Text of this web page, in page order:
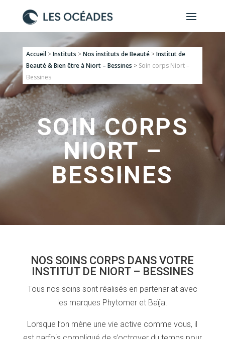
Accueil>Instituts >Nos instituts de Beauté>Institut de
Beauté & Bien être à Niort – Bessines > Soin corps Niort –
Bessines
SOIN CORPS
NIORT –
BESSINES
NOS SOINS CORPS DANS VOTRE
INSTITUT DE NIORT – BESSINES
Tous nos soins sont réalisés en partenariat avec
les marques Phytomer et Baïja.
Lorsque l’on mène une vie active comme vous, il